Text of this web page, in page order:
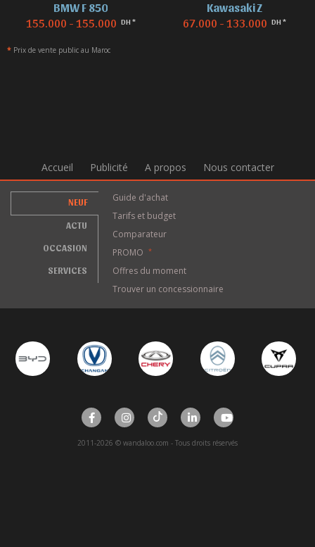
BMW F 850
155.000 - 155.000 DH *
Kawasaki Z
67.000 - 133.000 DH *
* Prix de vente public au Maroc
Accueil Publicité A propos Nous contacter
NEUF
ACTU
OCCASION
SERVICES
Guide d'achat
Tarifs et budget
Comparateur
PROMO
*
Offres du moment
Trouver un concessionnaire
2011-2026 © wandaloo.com - Tous droits réservés